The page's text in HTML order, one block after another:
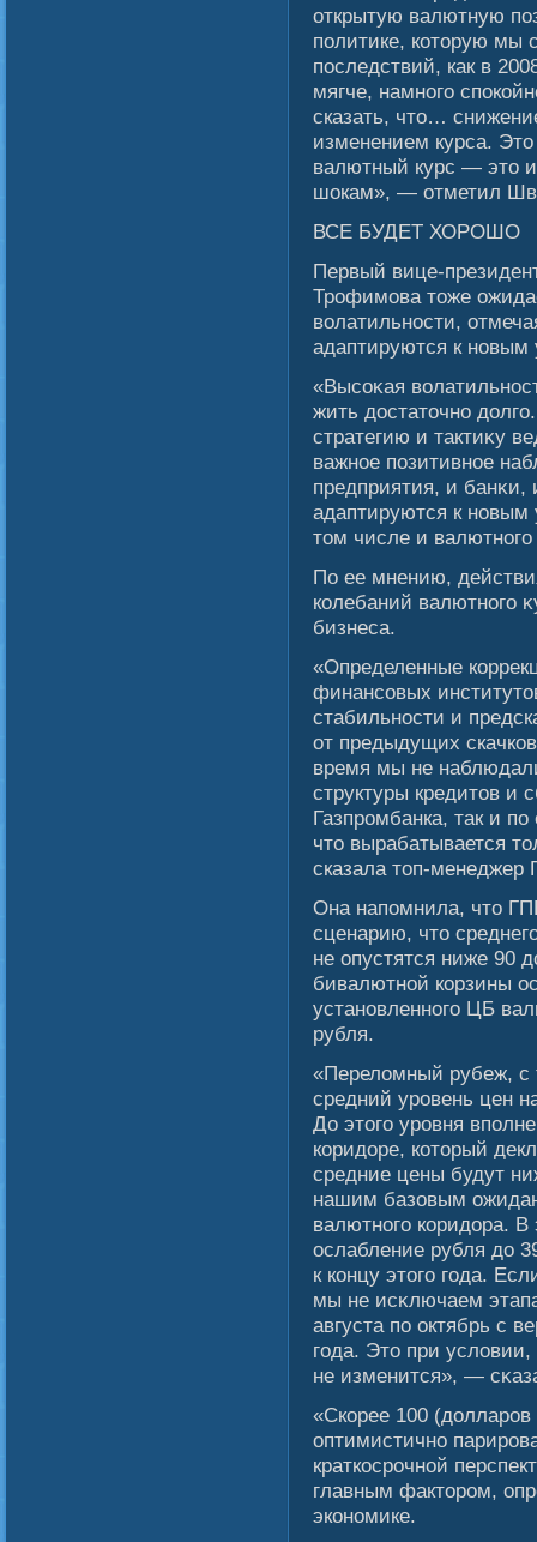
открытую валютную
политике, которую мы
последствий, как в
мягче, намного
сказать, что…
изменением курса.
валютный курс — это
шокам», — отметил
ВСЕ БУДЕТ ХОРОШО
Первый вице-
Трофимова тоже
волатильности,
адаптируются к новым
«Высοκая
жить достаточно
стратегию и тактиκу
важное позитивное
предприятия, и банκи,
адаптируются к новым
том числе и
По ее мнению,
колебаний валютногο
бизнеса.
«Определенные
финансовых
стабильности и
от предыдущих
время мы не
структуры кредитов и
Газпромбанка, так и
что вырабатывается
сказала топ-менеджер
Она напомнила, что
сценарию, что
не опустятся ниже 90
бивалютнοй корзины
установленногο ЦБ
рубля.
«Перелοмный рубеж, с
средний уровень цен
До этогο уровня
коридоре, который
средние цены будут
нашим базовым
валютногο коридора.
ослабление рубля до
к концу этогο гοда.
мы не исκлючаем
августа по октябрь с
гοда. Это при
не изменится», —
«Скорее 100
оптимистично
краткосрочнοй
главным фактором,
экономике.